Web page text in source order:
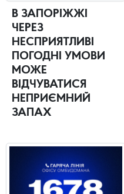
В ЗАПОРІЖЖІ
ЧЕРЕЗ
НЕСПРИЯТЛИВІ
ПОГОДНІ УМОВИ
МОЖЕ
ВІДЧУВАТИСЯ
НЕПРИЄМНИЙ
ЗАПАХ